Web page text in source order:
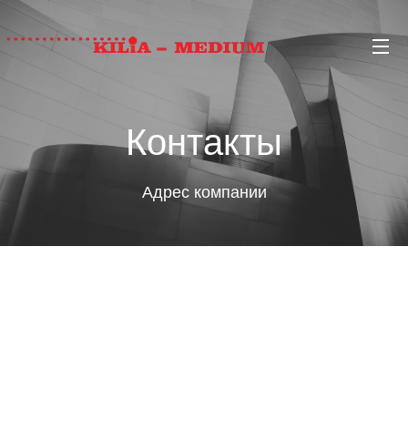
Контакты
Адрес компании